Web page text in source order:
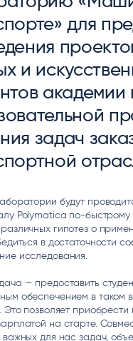
для
и
академии
задач
будут
Polymatica по-
гипотез о
в достаточности
исследования.
— предоставить
обеспечением в таком
Это позволяет
на старте.
важных для нас задач,